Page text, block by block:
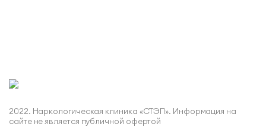
2022. Наркологическая клиника «СТЭП». Информация на
сайте не является публичной офертой